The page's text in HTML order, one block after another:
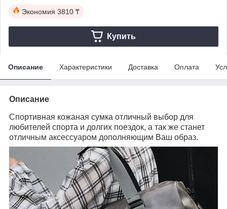
Экономия 3810 ₸
Купить
Описание Характеристики Доставка Оплата
Описание
Спортивная кожаная сумка отличный выбор для
любителей спорта и долгих поездок, а так же станет
отличным аксессуаром дополняющим Ваш образ.